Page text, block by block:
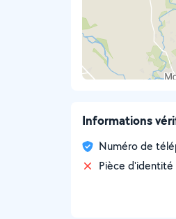
Informations
Numéro de
Pièce d'identité